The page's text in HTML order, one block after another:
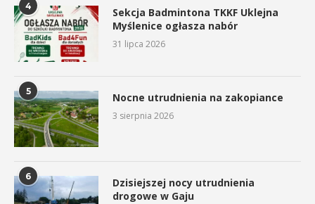
4
Sekcja Badmintona TKKF Uklejna
Myślenice ogłasza nabór
31 lipca 2026
5 Nocne utrudnienia na zakopiance
3 sierpnia 2026
6
Dzisiejszej nocy utrudnienia
drogowe w Gaju